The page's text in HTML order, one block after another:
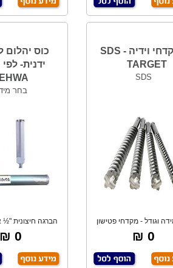
מקדחי וידיה - SDS
TARGET
SDS
וגודל - מקדחי פטישון
לקידוח בבט
0 ₪
כוס
ידנית-
EHWA
בחר
אורך 40 ס"מ
0 ₪